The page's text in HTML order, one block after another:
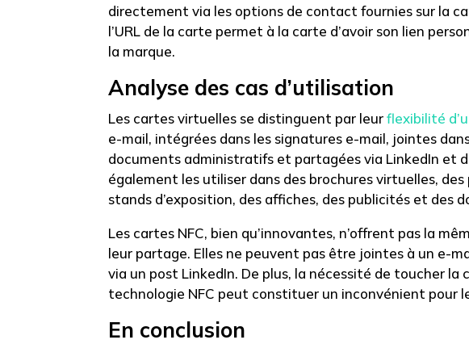
directement via les options de contact fournies sur la
l’URL de la carte permet à la carte d’avoir son lien
la marque.
Analyse des cas d’utilisation
Les cartes virtuelles se distinguent par leurflexibilité
e-mail, intégrées dans les signatures e-mail, jointes
documents administratifs et partagées via LinkedIn et
également les utiliser dans des brochures virtuelles,
stands d’exposition, des affiches, des publicités et des
Les cartes NFC, bien qu’innovantes, n’offrent pas la
leur partage. Elles ne peuvent pas être jointes à un e-
via un post LinkedIn. De plus, la nécessité de toucher la
technologie NFC peut constituer un inconvénient pour
En conclusion